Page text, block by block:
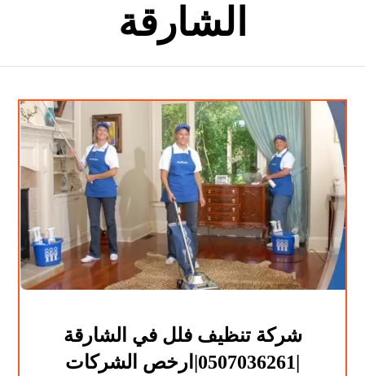
الشارقة
شركة تنظيف فلل في الشارقة
|0507036261|ارخص الشركات